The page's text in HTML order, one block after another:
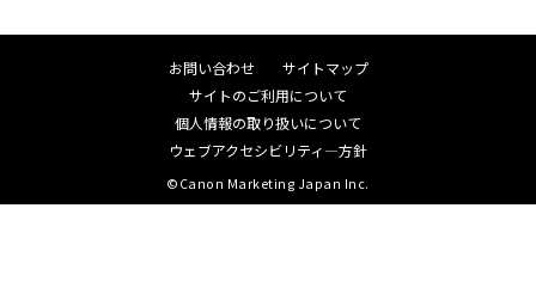
お問い合わせ
サイトマップ
サイトのご利用について
個人情報の取り扱いについて
ウェブアクセシビリティ―方針
©Canon Marketing Japan Inc.